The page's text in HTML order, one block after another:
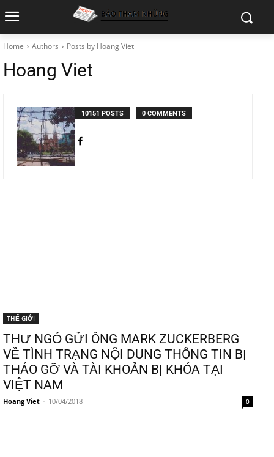
Home Authors Posts by Hoang Viet
Hoang Viet
10151 POSTS 0 COMMENTS
THẾ GIỚI
THƯ NGỎ GỬI ÔNG MARK ZUCKERBERG
VỀ TÌNH TRẠNG NỘI DUNG THÔNG TIN BỊ
THÁO GỠ VÀ TÀI KHOẢN BỊ KHÓA TẠI
VIỆT NAM
Hoang Viet - 10/04/2018 0